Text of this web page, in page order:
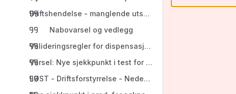
Driftshendelse - manglende utsending av hendelser
Nabovarsel og vedlegg
Valideringsregler for dispensasjonsvarsel (forenklet
Varsel: Nye sjekkpunkt i test for søknad om ramme, ett-
LØST - Driftsforstyrrelse - Nedetid på Altinn Melding